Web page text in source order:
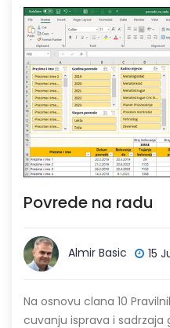
Povrede na radu
Almir Basic 15
Na osnovu clana 10
cuvanju isprava i sadrzaja